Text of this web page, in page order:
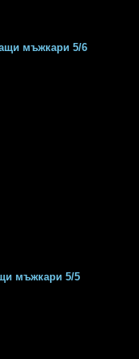
мъжкари 5/6
мъжкари 5/5